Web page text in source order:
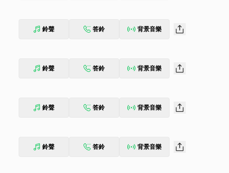
鈴聲 答鈴 背景音樂
鈴聲 答鈴 背景音樂
鈴聲 答鈴 背景音樂
鈴聲 答鈴 背景音樂